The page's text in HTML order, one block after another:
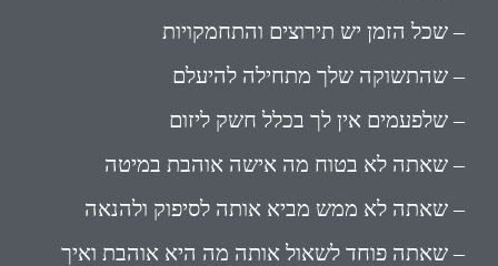
– שכל הזמן יש תירוצים והתחמקויות
– שהתשוקה שלך מתחילה להיעלם
– שלפעמים אין לך בכלל חשק ליזום
– שאתה לא בטוח מה אישה אוהבת במיטה
– שאתה לא ממש מביא אותה לסיפוק ולהנאה
– שאתה פוחד לשאול אותה מה היא אוהבת ואיך